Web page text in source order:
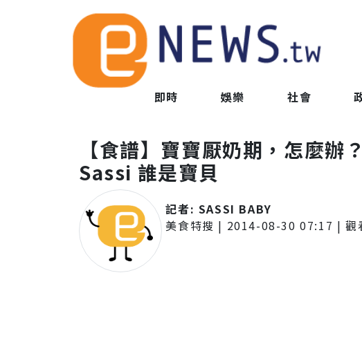
即時 娛樂 社會
【食譜】寶寶厭奶期，怎麼辦
Sassi 誰是寶貝
記者: SASSI BABY
美食特搜 | 2014-08-30 07:17 | 觀